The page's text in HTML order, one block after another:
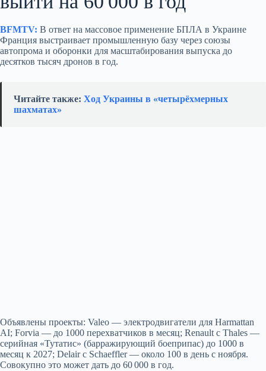
BFMTV: В ответ на массовое применение БПЛА в Украине
Франция выстраивает промышленную базу через союзы
автопрома и оборонки для масштабирования выпуска до
десятков тысяч дронов в год.
Читайте также: Ход Украины в «четырёхмерных
шахматах»
Объявлены проекты: Valeo — электродвигатели для Harmattan
AI; Forvia — до 1000 перехватчиков в месяц; Renault с Thales —
серийная «Тутатис» (барражирующий боеприпас) до 1000 в
месяц к 2027; Delair с Schaeffler — около 100 в день с ноября.
Совокупно это может дать до 60 000 в год.